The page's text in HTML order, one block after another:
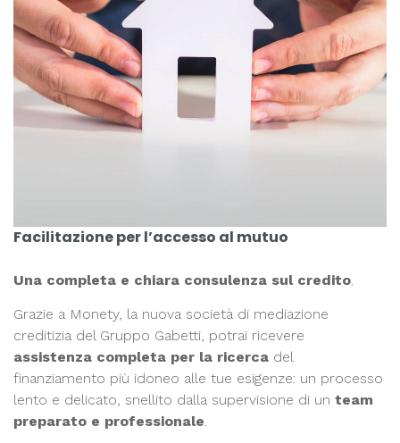
Facilitazione per l’accesso al mutuo
Una completa e chiara consulenza sul credito
Grazie a Monety, la nuova società di mediazione
creditizia del Gruppo Gabetti, potrai ricevere
assistenza completa per la ricerca del
finanziamento più idoneo alle tue esigenze: un processo
lento e delicato, snellito dalla supervisione di un team
preparato e professionale